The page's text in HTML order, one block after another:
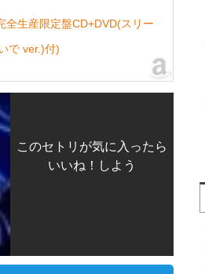
全生産限定盤CD+DVD(スリー
で ver.)付)
このセトリが気に入ったら
いいね！しよう